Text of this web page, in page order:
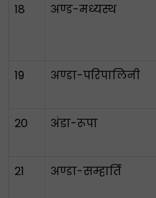
18
अण्ड-मध्यस्थ
19
अण्डा-परिपालिनी
20
अंडा-रूपा
21
अण्डा-सम्हार्ति